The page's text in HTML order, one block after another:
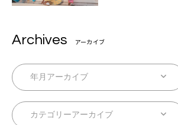
Archives アーカイブ